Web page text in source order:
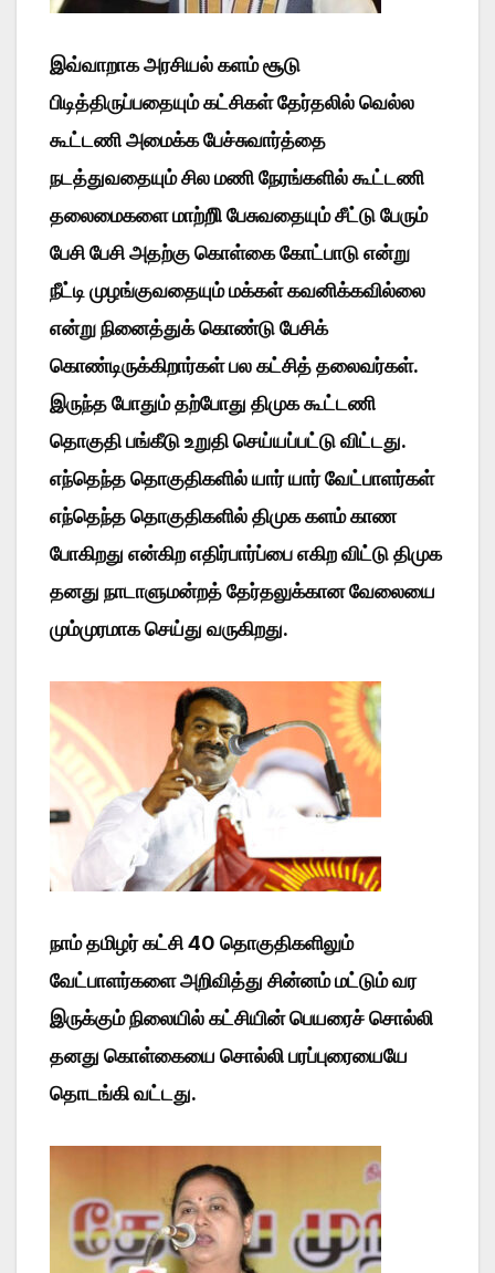
இவ்வாறாக அரசியல் களம் சூடு
பிடித்திருப்பதையும் கட்சிகள் தேர்தலில் வெல்ல
கூட்டணி அமைக்க பேச்சுவார்த்தை
நடத்துவதையும் சில மணி நேரங்களில் கூட்டணி
தலைமைகளை மாற்றிி பேசுவதையும் சீட்டு பேரும்
பேசி பேசி அதற்கு கொள்கை கோட்பாடு என்று
நீட்டி முழங்குவதையும் மக்கள் கவனிக்கவில்லை
என்று நினைத்துக் கொண்டு பேசிக்
கொண்டிருக்கிறார்கள் பல கட்சித் தலைவர்கள்.
இருந்த போதும் தற்போது திமுக கூட்டணி
தொகுதி பங்கீடு உறுதி செய்யப்பட்டு விட்டது.
எந்தெந்த தொகுதிகளில் யார் யார் வேட்பாளர்கள்
எந்தெந்த தொகுதிகளில் திமுக களம் காண
போகிறது என்கிற எதிர்பார்ப்பை எகிற விட்டு திமுக
தனது நாடாளுமன்றத் தேர்தலுக்கான வேலையை
மும்முரமாக செய்து வருகிறது.
நாம் தமிழர் கட்சி 40 தொகுதிகளிலும்
வேட்பாளர்களை அறிவித்து சின்னம் மட்டும் வர
இருக்கும் நிலையில் கட்சியின் பெயரைச் சொல்லி
தனது கொள்கையை சொல்லி பரப்புரையையே
தொடங்கி வட்டது.